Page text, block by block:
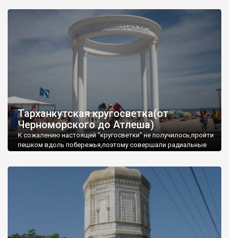
Тарханкутская кругосветка(от
Черноморского до Атлеша)
К сожалению настоящей "кругосветки" не получилось,пройти
пешком вдоль побережья,поэтому совершали радиальные